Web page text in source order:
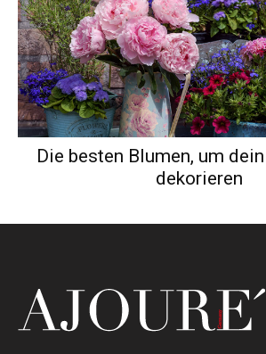
Die besten Blumen, um
dekorieren